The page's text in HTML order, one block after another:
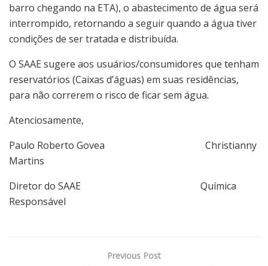
barro chegando na ETA), o abastecimento de água será
interrompido, retornando a seguir quando a água tiver
condições de ser tratada e distribuída.
O SAAE sugere aos usuários/consumidores que tenham
reservatórios (Caixas d’águas) em suas residências,
para não correrem o risco de ficar sem água.
Atenciosamente,
Paulo Roberto Govea Christianny
Martins
Diretor do SAAE Química
Responsável
Previous Post